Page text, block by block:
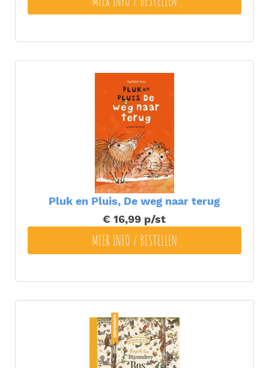
Pluk en Pluis, De weg naar terug
€ 16,99 p/st
MEER INFO / BESTELLEN